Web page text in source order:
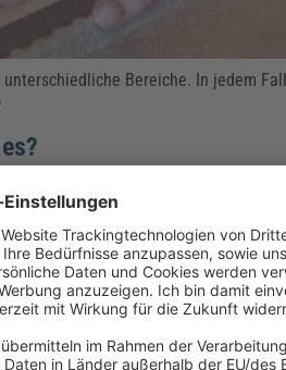
Bereiche. In jedem
Einsatz von Biografiearbeit.
und vielfältige Fragen dienen
pflegende Person kennt.
oder Farben nutzen,
mag oder z. B. positiv an ihre